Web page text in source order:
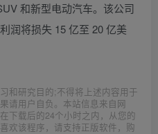
和新型电动汽车。该公司
润将损失 15 亿至 20 亿美
和研究目的;不得将上述内容用于
请用户自负。本站信息来自网
下载后的24个小时之内，从您的
欢该程序，请支持正版软件，购